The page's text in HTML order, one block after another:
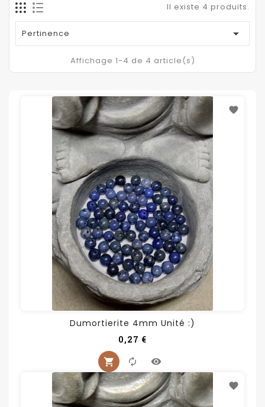
Il existe 4 produits.
Pertinence 
Affichage 1-4 de 4 article(s)
Dumortierite 4mm Unité :)
0,27 €